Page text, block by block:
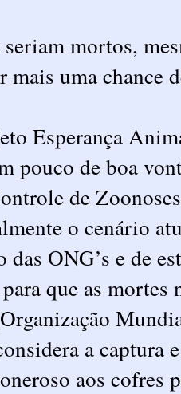
mortos,
mais uma chance
Esperança
pouco de boa
de
o cenário
ONG’s e de
que as mortes
a captura
aos cofres